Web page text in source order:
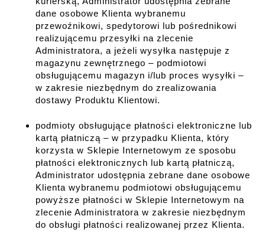
dane osobowe Klienta wybranemu
przewoźnikowi, spedytorowi lub pośrednikowi
realizującemu przesyłki na zlecenie
Administratora, a jeżeli wysyłka następuje z
magazynu zewnętrznego – podmiotowi
obsługującemu magazyn i/lub proces wysyłki –
w zakresie niezbędnym do zrealizowania
dostawy Produktu Klientowi.
podmioty obsługujące płatności elektroniczne lub
kartą płatniczą – w przypadku Klienta, który
korzysta w Sklepie Internetowym ze sposobu
płatności elektronicznych lub kartą płatniczą,
Administrator udostępnia zebrane dane osobowe
Klienta wybranemu podmiotowi obsługującemu
powyższe płatności w Sklepie Internetowym na
zlecenie Administratora w zakresie niezbędnym
do obsługi płatności realizowanej przez Klienta.